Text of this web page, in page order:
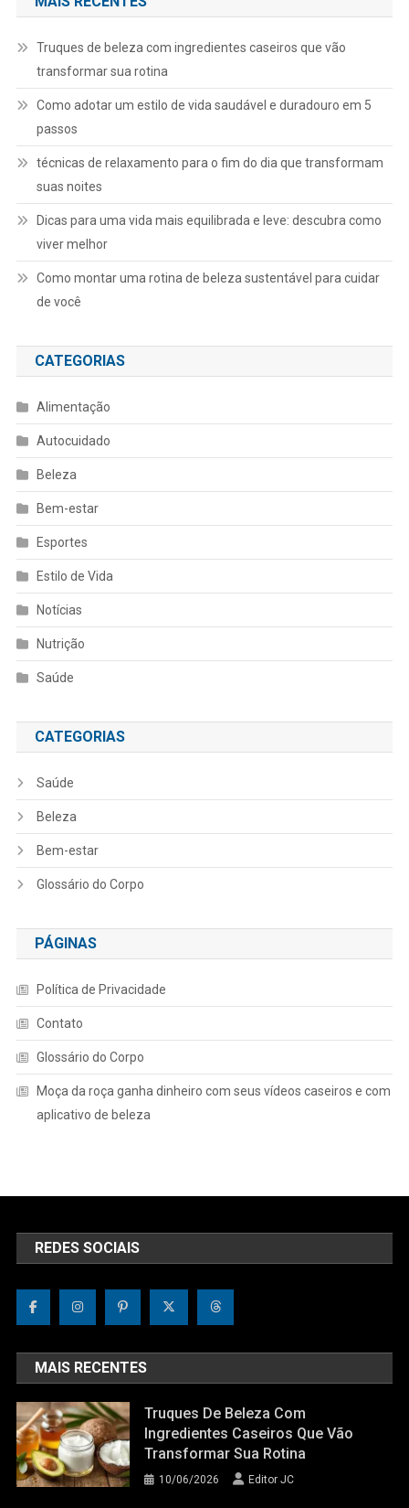
Truques de beleza com ingredientes caseiros que vão
transformar sua rotina
Como adotar um estilo de vida saudável e duradouro em 5
passos
técnicas de relaxamento para o fim do dia que transformam
suas noites
Dicas para uma vida mais equilibrada e leve: descubra como
viver melhor
Como montar uma rotina de beleza sustentável para cuidar
de você
CATEGORIAS
Alimentação
Autocuidado
Beleza
Bem-estar
Esportes
Estilo de Vida
Notícias
Nutrição
Saúde
CATEGORIAS
Saúde
Beleza
Bem-estar
Glossário do Corpo
PÁGINAS
Política de Privacidade
Contato
Glossário do Corpo
Moça da roça ganha dinheiro com seus vídeos caseiros e com
aplicativo de beleza
REDES SOCIAIS
MAIS RECENTES
Truques De Beleza Com
Ingredientes Caseiros Que Vão
Transformar Sua Rotina
10/06/2026 Editor JC